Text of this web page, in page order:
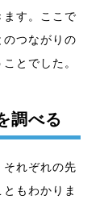
す。ここで
のつながりの
とでした。
調べる
それぞれの先
もわかりま